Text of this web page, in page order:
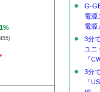
G-
電源
電源
3分
ユニ
『
3分
「